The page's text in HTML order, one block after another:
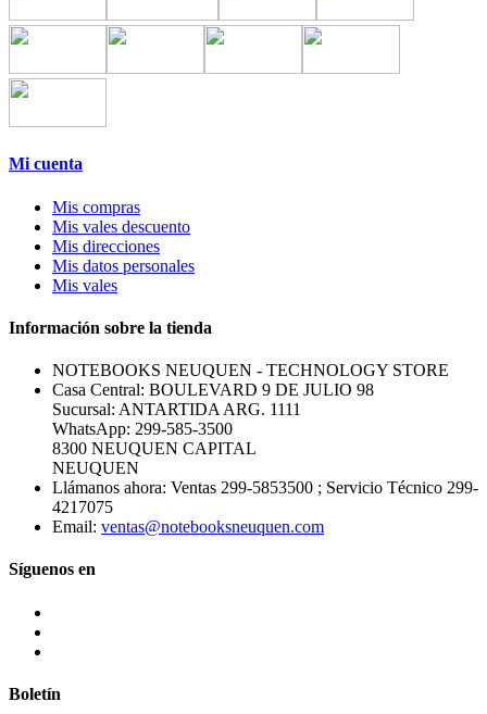
Mi cuenta
Mis compras
Mis vales descuento
Mis direcciones
Mis datos personales
Mis vales
Información sobre la tienda
NOTEBOOKS NEUQUEN - TECHNOLOGY STORE
Casa Central: BOULEVARD 9 DE JULIO 98
Sucursal: ANTARTIDA ARG. 1111
WhatsApp: 299-585-3500
8300 NEUQUEN CAPITAL
NEUQUEN
Llámanos ahora: Ventas 299-5853500 ; Servicio Técnico 299-
4217075
Email: ventas@notebooksneuquen.com
Síguenos en
Boletín